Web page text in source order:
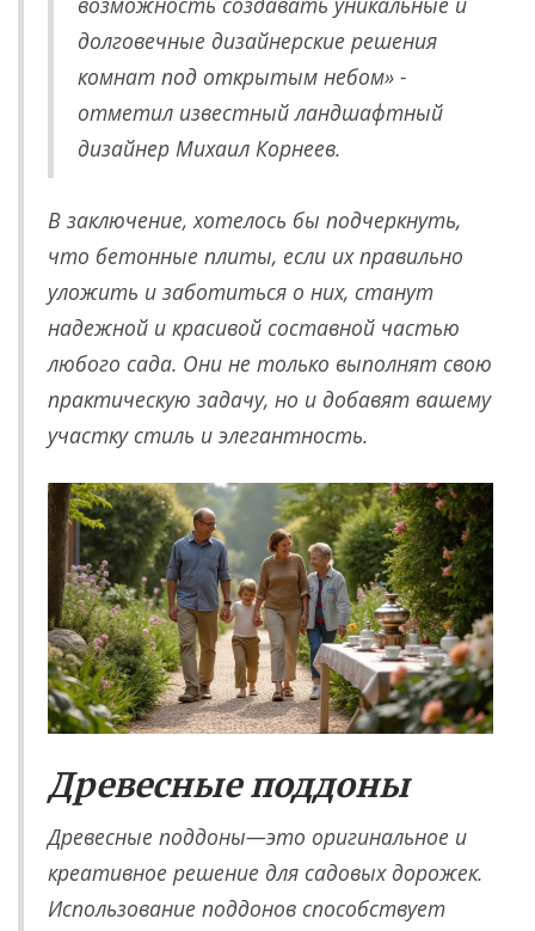
долговечные дизайнерские решения
комнат под открытым небом» -
отметил известный ландшафтный
дизайнер Михаил Корнеев.
В заключение, хотелось бы подчеркнуть,
что бетонные плиты, если их правильно
уложить и заботиться о них, станут
надежной и красивой составной частью
любого сада. Они не только выполнят свою
практическую задачу, но и добавят вашему
участку стиль и элегантность.
Древесные поддоны
Древесные поддоны—это оригинальное и
креативное решение для садовых дорожек.
Использование поддонов способствует